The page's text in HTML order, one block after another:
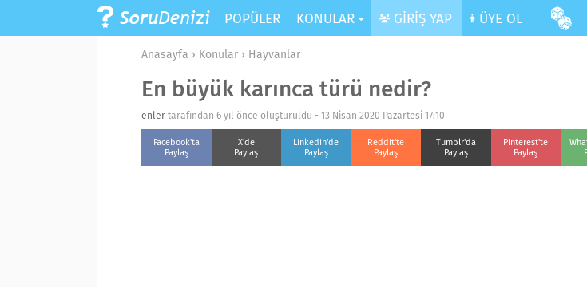
POPÜLER KONULAR GİRİŞ YAP ÜYE OL
Anasayfa › Konular › Hayvanlar
En büyük karınca türü nedir?
enler tarafından 6 yıl önce oluşturuldu - 13 Nisan 2020 Pazartesi 17:10
Facebook'ta
Paylaş
X'de
Paylaş
Linkedin'de
Paylaş
Reddit'te
Paylaş
Tumblr'da
Paylaş
Pinterest'te
Paylaş